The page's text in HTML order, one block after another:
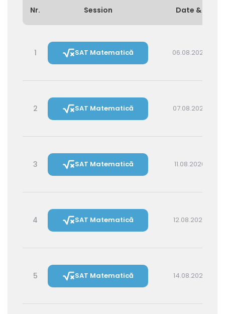
Nr. Session Date & Time
1 SAT Matematică 06.08.2026 15:00
2 SAT Matematică 07.08.2026 16:00
3 SAT Matematică 11.08.2026 16:00
4 SAT Matematică 12.08.2026 14:30
5 SAT Matematică 14.08.2026 16:00